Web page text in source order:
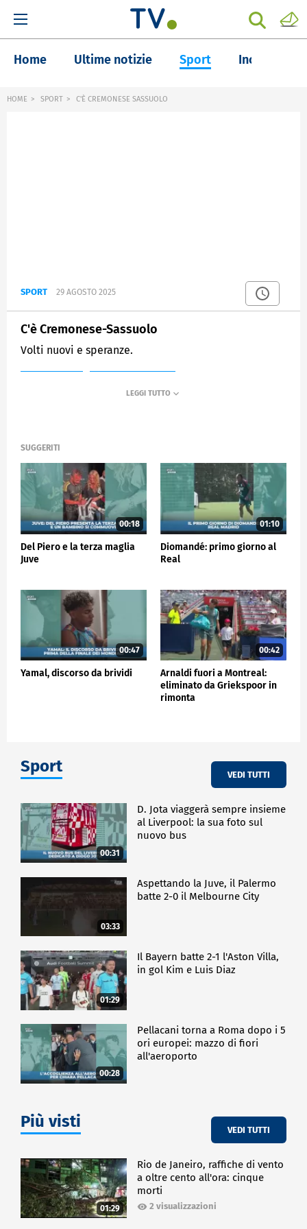
Home Ultime notizie Sport Inchieste
HOME SPORT C'È CREMONESE SASSUOLO
SPORT 29 AGOSTO 2025
C'è Cremonese-Sassuolo
Volti nuovi e speranze.
SUGGERITI
00:18
Del Piero e la terza maglia
Juve
01:10
Diomandé: primo giorno al
Real
00:47
Yamal, discorso da brividi
00:42
Arnaldi fuori a Montreal:
eliminato da Griekspoor in
rimonta
Sport VEDI TUTTI
00:31
D. Jota viaggerà sempre insieme
al Liverpool: la sua foto sul
nuovo bus
03:33
Aspettando la Juve, il Palermo
batte 2-0 il Melbourne City
01:29
Il Bayern batte 2-1 l'Aston Villa,
in gol Kim e Luis Diaz
00:28
Pellacani torna a Roma dopo i 5
ori europei: mazzo di fiori
all'aeroporto
Più visti VEDI TUTTI
01:29
Rio de Janeiro, raffiche di vento
a oltre cento all'ora: cinque
morti
2 visualizzazioni